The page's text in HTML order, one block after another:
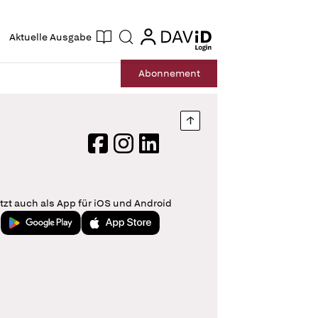
Aktuelle Ausgabe Suche login
login
Abonnement
Nach oben springen
FacebookInstagram
LinkedIn
auch als App für iOS und Android
Jetzt bei Google PlayLaden im App Store